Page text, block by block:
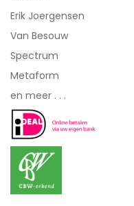
Erik Joergensen
Van Besouw
Spectrum
Metaform
en meer . . .